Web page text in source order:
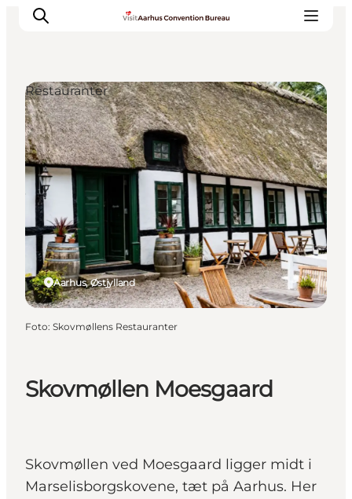
Hvorfor Aarhus
Planlæg
Vores service
Viden & Netværk
Kontakt
Skovmøllen Moesgaard
Skovmøllen ved Moesgaard ligger midt i
Marselisborgskovene, tæt på Aarhus. Her
Aarhus, Østjylland
Restauranter
Foto: Skovmøllens Restauranter